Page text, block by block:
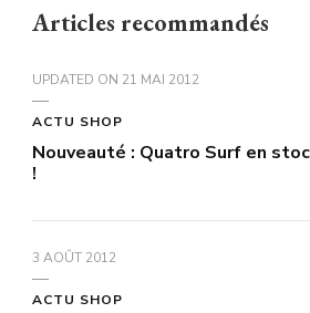
Articles recommandés
UPDATED ON 21 MAI 2012
ACTU SHOP
Nouveauté : Quatro Surf en
!
3 AOÛT 2012
ACTU SHOP